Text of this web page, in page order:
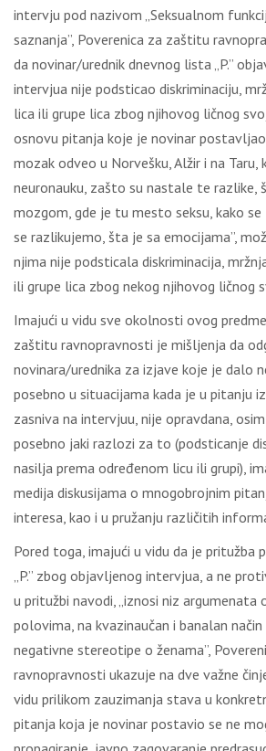
intervju pod nazivom „Seksualnom
saznanja”, Poverenica za zaštitu
da novinar/urednik dnevnog lista „P.”
intervjua nije podsticao diskriminaciju,
lica ili grupe lica zbog njihovog ličnog
osnovu pitanja koje je novinar
mozak odveo u Norvešku, Alžir i na Taru,
neuronauku, zašto su nastale te razlike,
mozgom, gde je tu mesto seksu, kako
se razlikujemo, šta je sa emocijama”,
njima nije podsticala diskriminacija,
ili grupe lica zbog nekog njihovog ličnog
Imajući u vidu sve okolnosti ovog
zaštitu ravnopravnosti je mišljenja da
novinara/urednika za izjave koje je dalo
posebno u situacijama kada je u pitanju
zasniva na intervjuu, nije opravdana,
posebno jaki razlozi za to (podsticanje
nasilja prema određenom licu ili grupi),
medija diskusijama o mnogobrojnim
interesa, kao i u pružanju različitih
Pored toga, imajući u vidu da je pritužba
„P.” zbog objavljenog intervjua, a ne
u pritužbi navodi, „iznosi niz argumenata
polovima, na kvazinaučan i banalan
negativne stereotipe o ženama”,
ravnopravnosti ukazuje na dve važne
vidu prilikom zauzimanja stava u
pitanja koja je novinar postavio se ne